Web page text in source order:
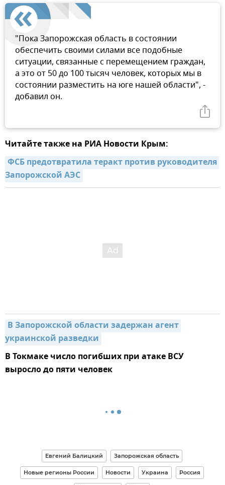
"Пока Запорожская область в состоянии
обеспечить своими силами все подобные
ситуации, связанные с перемещением граждан,
а это от 50 до 100 тысяч человек, которых мы в
состоянии разместить на юге нашей области", -
добавил он.
Читайте также на РИА Новости Крым:
ФСБ предотвратила теракт против руководителя
Запорожской АЭС
В Запорожской области задержан агент
украинской разведки
В Токмаке число погибших при атаке ВСУ
выросло до пяти человек
Евгений Балицкий Запорожская область
Новые регионы России Новости Украина Россия